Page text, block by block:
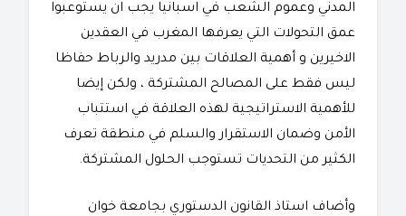
المدني وعموم الشعب في اسبانيا يجب ان يستوعبوا
عمق التحولات التي يعرفها المغرب في العقدين
الاخيرين و أهمية العلاقات بين مدريد والرباط حفاظا
ليس فقط على المصالح المشتركة ، ولكن إيضا
للأهمية الاستراتيجية لهذه العلاقة في استتباب
الأمن وضمان الاستقرار والسلم في منطقة تعرف
الكثير من التحديات تستوجب الحلول المشتركة.
وأضاف استاذ القانون الدستوري بجامعة خوان